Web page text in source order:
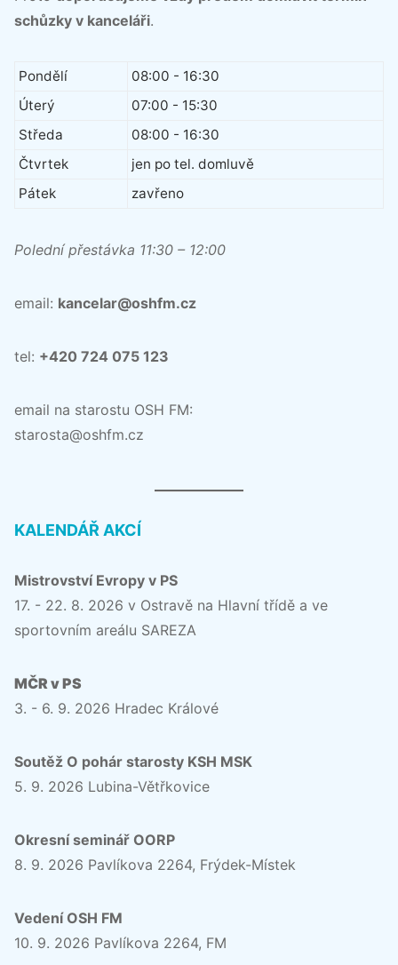
schůzky v kanceláři.
Pondělí
08:00 - 16:30
Úterý
07:00 - 15:30
Středa
08:00 - 16:30
Čtvrtek
jen po tel. domluvě
Pátek
zavřeno
Polední přestávka 11:30 – 12:00
email: kancelar@oshfm.cz
tel: +420 724 075 123
email na starostu OSH FM:
starosta@oshfm.cz
KALENDÁŘ AKCÍ
Mistrovství Evropy v PS
17. - 22. 8. 2026 v Ostravě na Hlavní třídě a ve
sportovním areálu SAREZA
MČR v PS
3. - 6. 9. 2026 Hradec Králové
Soutěž O pohár starosty KSH MSK
5. 9. 2026 Lubina-Větřkovice
Okresní seminář OORP
8. 9. 2026 Pavlíkova 2264, Frýdek-Místek
Vedení OSH FM
10. 9. 2026 Pavlíkova 2264, FM